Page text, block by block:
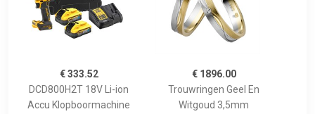
€ 333.52
DCD800H2T 18V Li-ion
Accu Klopboormachine
€ 1896.00
Trouwringen Geel En
Witgoud 3,5mm